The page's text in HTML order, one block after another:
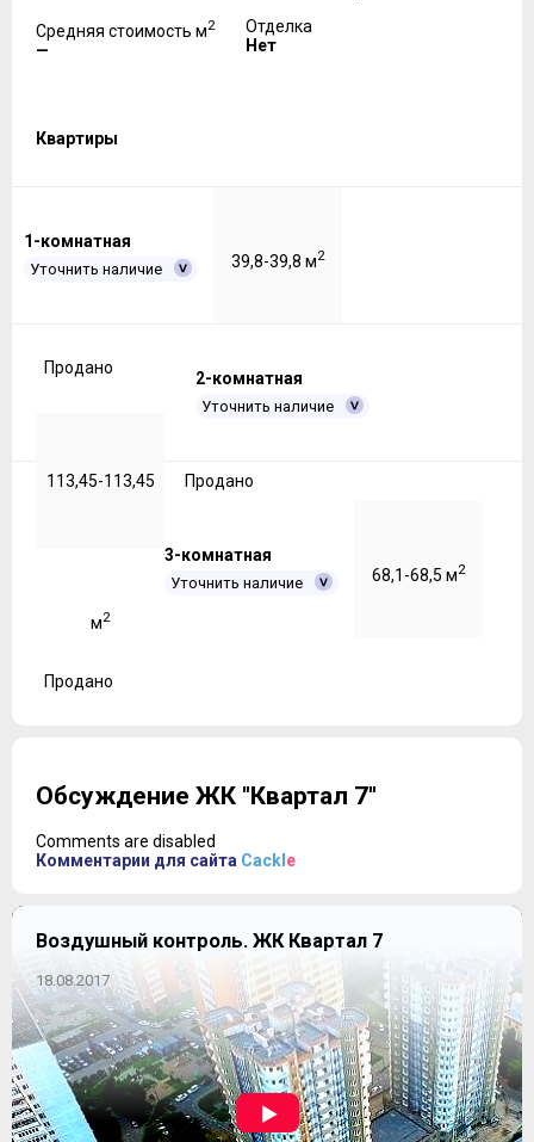
Средняя стоимость м2
—
Отделка
Нет
Квартиры
1-комнатная
Уточнить наличие 39,8-39,8 м2
Продано
2-комнатная
Уточнить наличие
113,45-113,45
м2
Продано
3-комнатная
Уточнить наличие 68,1-68,5 м2
Продано
Обсуждение ЖК "Квартал 7"
Comments are disabled
Комментарии для сайта Cackl e
Воздушный контроль. ЖК Квартал 7
18.08.2017